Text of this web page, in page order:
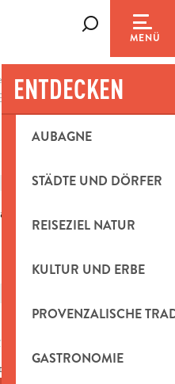
MENÜ
ENTDECKEN
AUBAGNE
STÄDTE UND DÖRFER
REISEZIEL NATUR
KULTUR UND ERBE
PROVENZALISCHE
GASTRONOMIE
Agenda & Ausflugsideen
Freizeit
&
hinterlegt
ansehen